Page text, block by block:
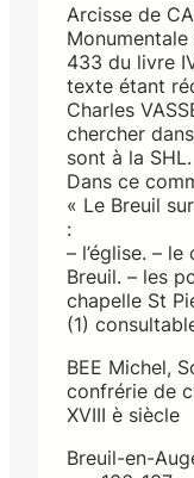
Arcisse de
433 du livre
texte étant
Charles
chercher
sont à la SHL.
Dans ce
« Le Breuil
:
– l’église. –
Breuil. – les
chapelle St
(1)
BEE Michel,
confrérie de
XVIII è siècle
Breuil-en-